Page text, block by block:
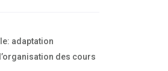
adaptation
des cours